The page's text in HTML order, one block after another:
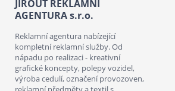
JIROUT REKLAMNÍ
AGENTURA s.r.o.
Reklamní agentura nabízející
kompletní reklamní služby. Od
nápadu po realizaci - kreativní
grafické koncepty, polepy vozidel,
výroba cedulí, označení provozoven,